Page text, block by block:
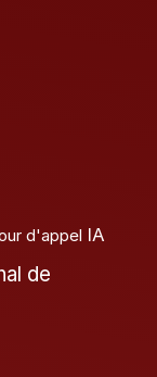
d'appel IA
de